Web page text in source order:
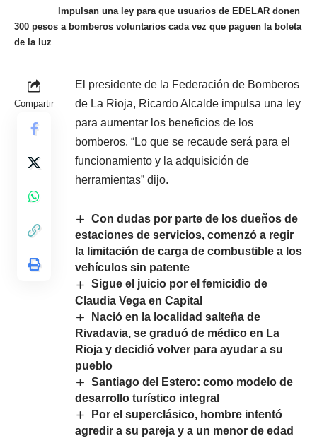
Impulsan una ley para que usuarios de EDELAR donen
300 pesos a bomberos voluntarios cada vez que paguen la boleta
de la luz
Compartir
El presidente de la Federación de Bomberos
de La Rioja, Ricardo Alcalde impulsa una ley
para aumentar los beneficios de los
bomberos. “Lo que se recaude será para el
funcionamiento y la adquisición de
herramientas” dijo.
Con dudas por parte de los dueños de
estaciones de servicios, comenzó a regir
la limitación de carga de combustible a los
vehículos sin patente
Sigue el juicio por el femicidio de
Claudia Vega en Capital
Nació en la localidad salteña de
Rivadavia, se graduó de médico en La
Rioja y decidió volver para ayudar a su
pueblo
Santiago del Estero: como modelo de
desarrollo turístico integral
Por el superclásico, hombre intentó
agredir a su pareja y a un menor de edad